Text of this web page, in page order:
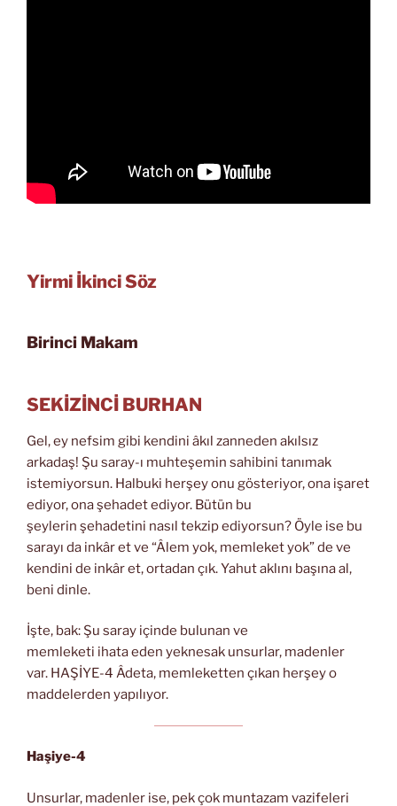
Yirmi İkinci Söz
Birinci Makam
SEKİZİNCİ BURHAN
Gel, ey nefsim gibi kendini âkıl zanneden akılsız
arkadaş! Şu saray-ı muhteşemin sahibini tanımak
istemiyorsun. Halbuki herşey onu gösteriyor, ona işaret
ediyor, ona şehadet ediyor. Bütün bu
şeylerin şehadetini nasıl tekzip ediyorsun? Öyle ise bu
sarayı da inkâr et ve “Âlem yok, memleket yok” de ve
kendini de inkâr et, ortadan çık. Yahut aklını başına al,
beni dinle.
İşte, bak: Şu saray içinde bulunan ve
memleketi ihata eden yeknesak unsurlar, madenler
var. HAŞİYE-4 Âdeta, memleketten çıkan herşey o
maddelerden yapılıyor.
Haşiye-4
Unsurlar, madenler ise, pek çok muntazam vazifeleri